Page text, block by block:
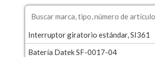
Interruptor giratorio estándar, SI361
Batería Datek SF-0017-04